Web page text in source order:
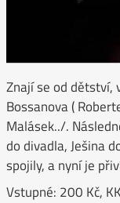
Znají se od dětství,
Bossanova (
Malásek../.
do divadla, Ješina
spojily, a nyní je
Vstupné: 200 Kč,